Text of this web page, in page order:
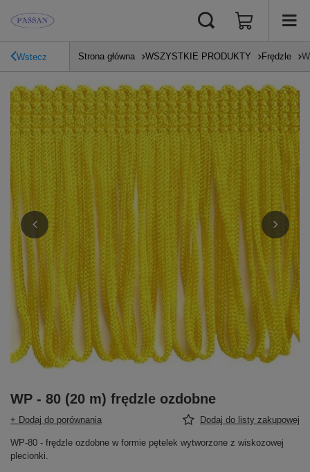
Wstecz Strona główna WSZYSTKIE PRODUKTY Frędzle
WP - 80 (20 m) frędzle ozdobne
+ Dodaj do porównania Dodaj do listy zakupowej
WP-80 - frędzle ozdobne w formie pętelek wytworzone z wiskozowej
plecionki.